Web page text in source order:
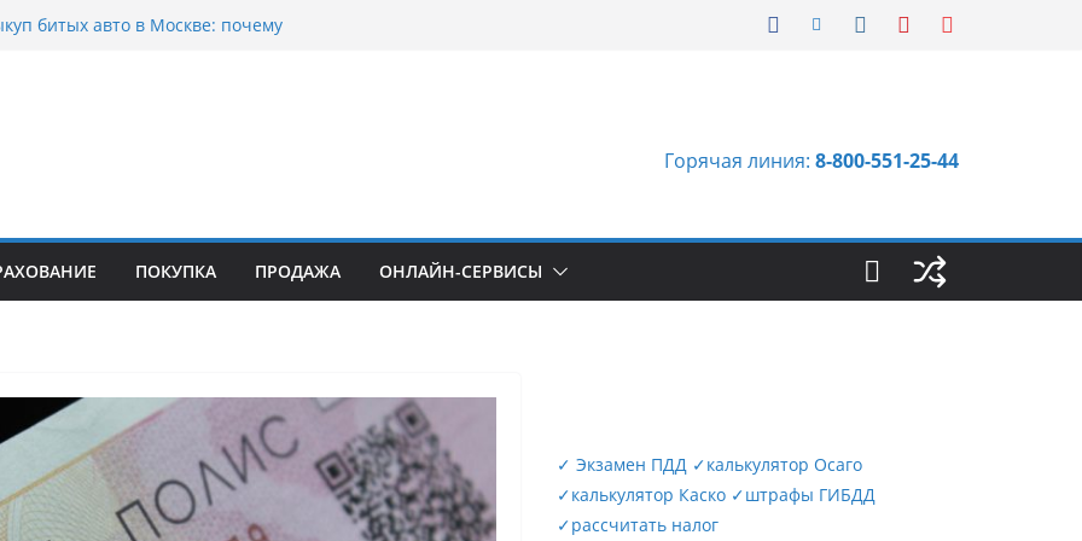
когда выбор становится
серьги: вечная классика или
тренд?
страхование авто с франшизой и кому оно
Горячая линия: 8-800-551-25-44
ПОКУПКА ПРОДАЖА ОНЛАЙН-СЕРВИСЫ
✓ Экзамен ПДД ✓калькулятор Осаго
✓калькулятор Каско ✓штрафы ГИБДД
✓рассчитать налог